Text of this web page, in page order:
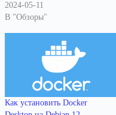
2024-05-11
В "Обзоры"
Как установить Docker